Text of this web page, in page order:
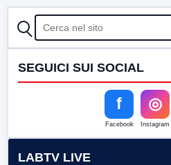
CERCA
SEGUICI SUI SOCIAL
f
Facebook
◎
Instagram
LABTV LIVE